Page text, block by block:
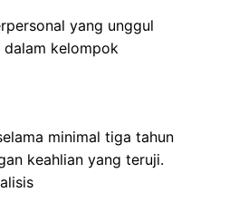
yang unggul
dalam kelompok
minimal tiga tahun
keahlian yang teruji.